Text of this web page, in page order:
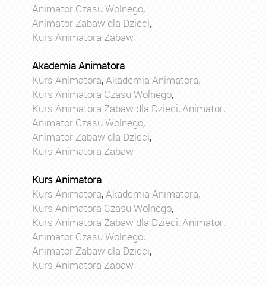
Animator Czasu Wolnego,
Animator Zabaw dla Dzieci,
Kurs Animatora Zabaw
Akademia Animatora
Kurs Animatora,Akademia Animatora,
Kurs Animatora Czasu Wolnego,
Kurs Animatora Zabaw dla Dzieci,Animator,
Animator Czasu Wolnego,
Animator Zabaw dla Dzieci,
Kurs Animatora Zabaw
Kurs Animatora
Kurs Animatora,Akademia Animatora,
Kurs Animatora Czasu Wolnego,
Kurs Animatora Zabaw dla Dzieci,Animator,
Animator Czasu Wolnego,
Animator Zabaw dla Dzieci,
Kurs Animatora Zabaw